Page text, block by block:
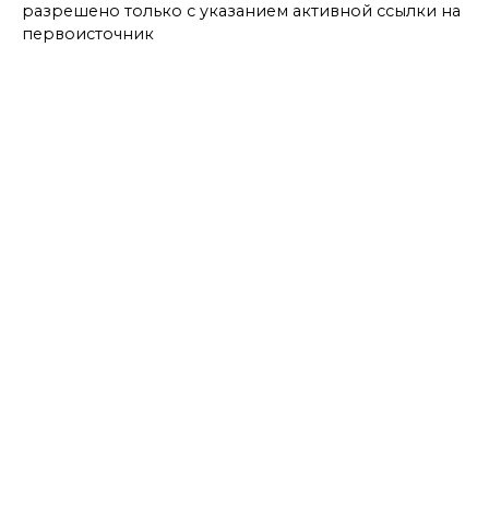
разрешено только с указанием активной ссылки на
первоисточник